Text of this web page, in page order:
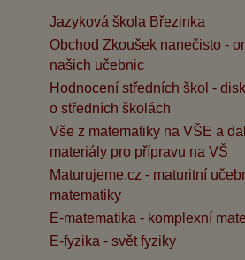
Jazyková škola Březinka
Obchod Zkoušek nanečisto -
našich učebnic
Hodnocení středních škol -
o středních školách
Vše z matematiky na VŠE a
materiály pro přípravu na VŠ
Maturujeme.cz - maturitní
matematiky
E-matematika - komplexní
E-fyzika - svět fyziky